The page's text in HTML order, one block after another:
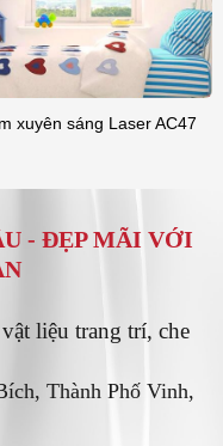
xuyên sáng Laser AC47
- ĐẸP MÃI VỚI
liệu trang trí, che
Thành Phố Vinh,